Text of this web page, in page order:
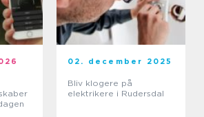
02. december 2025
Bliv klogere på
elektrikere i Rudersdal